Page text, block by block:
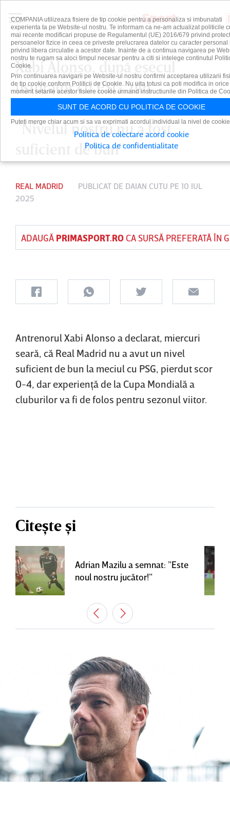
Xabi Alonso, după eşecul
usturător cu PSG, din
semifinalele CM a Cluburilor.
”Nivelul nostru nu a fost
suficient de bun”
REAL MADRID PUBLICAT DE DAIAN CUTU PE 10 IUL
2025
ADAUGĂ PRIMASPORT.ROCA SURSĂ PREFERATĂ ÎN
Antrenorul Xabi Alonso a declarat, miercuri
seară, că Real Madrid nu a avut un nivel
suficient de bun la meciul cu PSG, pierdut scor
0-4, dar experienţă de la Cupa Mondială a
cluburilor va fi de folos pentru sezonul viitor.
Citește și
Adrian Mazilu a semnat: ”Este
noul nostru jucător!”
COMPANIA utilizeaza fisiere de tip cookie pentru a personaliza si imbunatati
experienta ta pe Website-ul nostru. Te informam ca ne-am actualizat politicile
mai recente modificari propuse de Regulamentul (UE) 2016/679 privind
persoanelor fizice in ceea ce priveste prelucrarea datelor cu caracter personal
privind libera circulatie a acestor date. Inainte de a continua navigarea pe
nostru te rugam sa aloci timpul necesar pentru a citi si intelege continutul
Cookie.
Prin continuarea navigarii pe Website-ul nostru confirmi acceptarea utilizarii
de tip cookie conform Politicii de Cookie. Nu uita totusi ca poti modifica in orice
moment setarile acestor fisiere cookie urmand instructiunile din Politica de
SUNT DE ACORD CU POLITICA DE COOKIE
Puteti merge chiar acum si sa va exprimati acordul individual la nivel de
Politica de colectare acord cookie
Politica de confidentialitate